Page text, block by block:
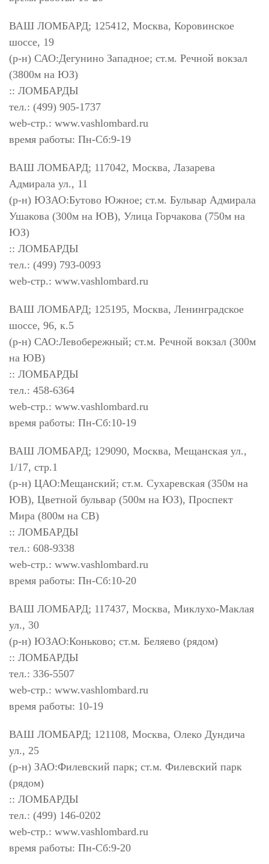
ВАШ ЛОМБАРД; 125412, Москва, Коровинское
шоссе, 19
(р-н) САО:Дегунино Западное; ст.м. Речной вокзал
(3800м на ЮЗ)
:: ЛОМБАРДЫ
тел.: (499) 905-1737
web-стр.: www.vashlombard.ru
время работы: Пн-Сб:9-19
ВАШ ЛОМБАРД; 117042, Москва, Лазарева
Адмирала ул., 11
(р-н) ЮЗАО:Бутово Южное; ст.м. Бульвар Адмирала
Ушакова (300м на ЮВ), Улица Горчакова (750м на
ЮЗ)
:: ЛОМБАРДЫ
тел.: (499) 793-0093
web-стр.: www.vashlombard.ru
ВАШ ЛОМБАРД; 125195, Москва, Ленинградское
шоссе, 96, к.5
(р-н) САО:Левобережный; ст.м. Речной вокзал (300м
на ЮВ)
:: ЛОМБАРДЫ
тел.: 458-6364
web-стр.: www.vashlombard.ru
время работы: Пн-Сб:10-19
ВАШ ЛОМБАРД; 129090, Москва, Мещанская ул.,
1/17, стр.1
(р-н) ЦАО:Мещанский; ст.м. Сухаревская (350м на
ЮВ), Цветной бульвар (500м на ЮЗ), Проспект
Мира (800м на СВ)
:: ЛОМБАРДЫ
тел.: 608-9338
web-стр.: www.vashlombard.ru
время работы: Пн-Сб:10-20
ВАШ ЛОМБАРД; 117437, Москва, Миклухо-Маклая
ул., 30
(р-н) ЮЗАО:Коньково; ст.м. Беляево (рядом)
:: ЛОМБАРДЫ
тел.: 336-5507
web-стр.: www.vashlombard.ru
время работы: 10-19
ВАШ ЛОМБАРД; 121108, Москва, Олеко Дундича
ул., 25
(р-н) ЗАО:Филевский парк; ст.м. Филевский парк
(рядом)
:: ЛОМБАРДЫ
тел.: (499) 146-0202
web-стр.: www.vashlombard.ru
время работы: Пн-Сб:9-20